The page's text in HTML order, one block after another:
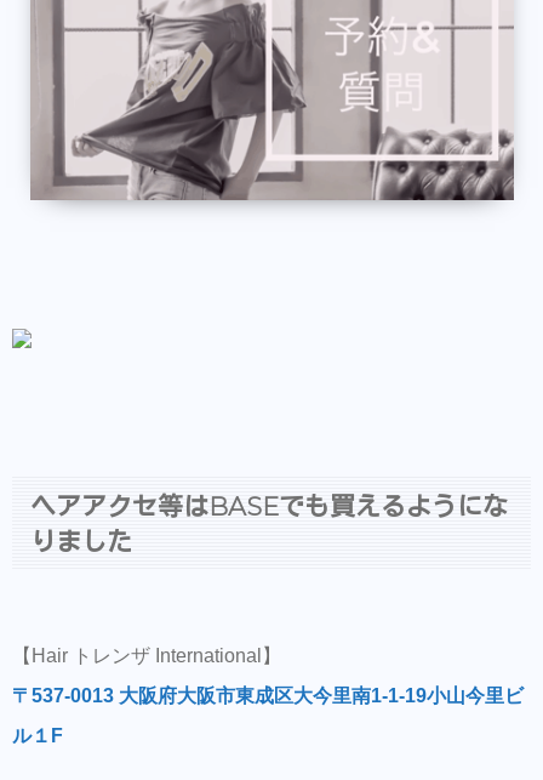
ヘアアクセ等はBASEでも買えるようにな
りました
【Hair トレンザ International】
〒537-0013 大阪府大阪市東成区大今里南1-1-19小山今里ビ
ル１F